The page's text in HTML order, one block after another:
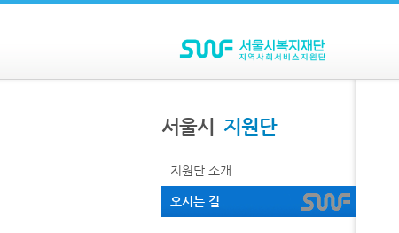
상단메뉴
서울시 지원단
지원단 소개
오시는 길